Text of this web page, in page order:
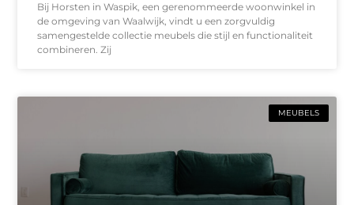
Bij Horsten in Waspik, een gerenommeerde woonwinkel in
de omgeving van Waalwijk, vindt u een zorgvuldig
samengestelde collectie meubels die stijl en functionaliteit
combineren. Zij
MEUBELS